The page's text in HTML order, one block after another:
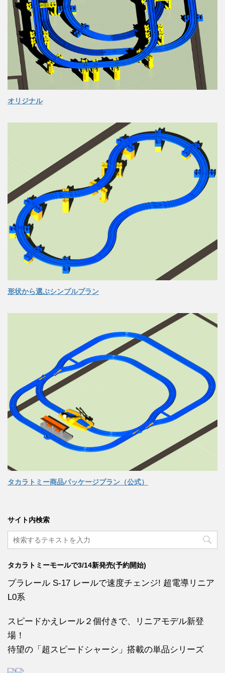
オリジナル
形状から選ぶシンプルプラン
タカラトミー商品パッケージプラン（公式）
サイト内検索
タカラトミーモールで3/14新発売(予約開始)
プラレール S-17 レールで速度チェンジ! 超電導リニア
L0系
スピードかえレール２個付きで、リニアモデル新登
場！
待望の「超スピードシャーシ」搭載の単品シリーズ